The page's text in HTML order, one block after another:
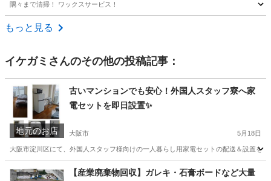
隅々まで清掃！ ワックスサービス！
大阪 大阪市
もっと見る
イケガミ さんのその他の投稿記事：
地元のお店
古いマンションでも安心！外国人スタッフ寮へ家
電セットを即日設置✨
大阪市 5月18日
大阪市淀川区にて、外国人スタッフ様向けの一人暮らし用家電セットの配送＆設置を
大阪 リサイクルショップ 物件
【産業廃棄物回収】ガレキ・石膏ボードなど大量